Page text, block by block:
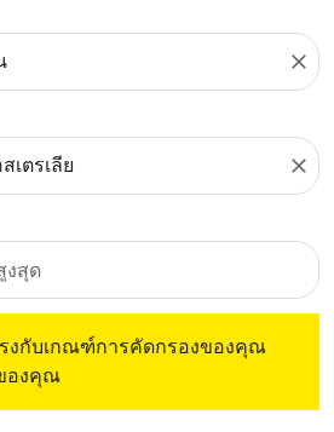
close
close
งกับเกณฑ์การคัดกรองของคุณ
องคุณ